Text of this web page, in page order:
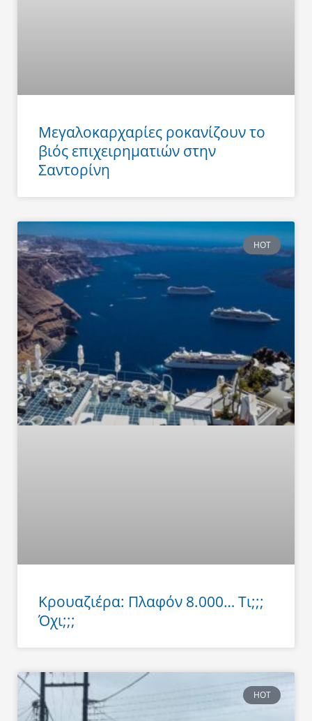
Μεγαλοκαρχαρίες ροκανίζουν το
βιός επιχειρηματιών στην
Σαντορίνη
HOT
Κρουαζιέρα: Πλαφόν 8.000… Τι;;;
Όχι;;;
HOT